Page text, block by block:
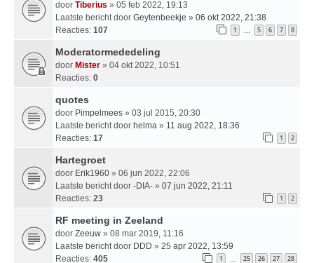
door Tiberius » 05 feb 2022, 19:13
Laatste bericht door Geytenbeekje » 06 okt 2022, 21:38
Reacties: 107 1 … 5 6 7 8
Moderatormededeling
door Mister » 04 okt 2022, 10:51
Reacties: 0
quotes
door Pimpelmees » 03 jul 2015, 20:30
Laatste bericht door helma » 11 aug 2022, 18:36
Reacties: 17 1 2
Hartegroet
door Erik1960 » 06 jun 2022, 22:06
Laatste bericht door -DIA- » 07 jun 2022, 21:11
Reacties: 23 1 2
RF meeting in Zeeland
door Zeeuw » 08 mar 2019, 11:16
Laatste bericht door DDD » 25 apr 2022, 13:59
Reacties: 405 1 … 25 26 27 28